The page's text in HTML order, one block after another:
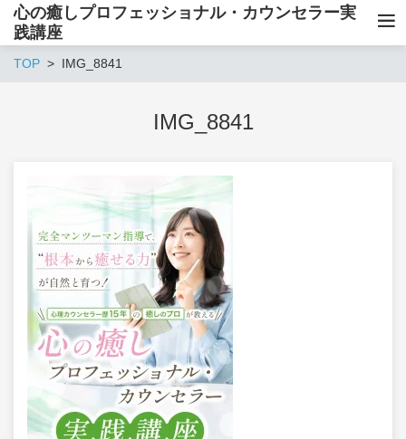
心の癒しプロフェッショナル・カウンセラー実
践講座
TOP IMG_8841
IMG_8841